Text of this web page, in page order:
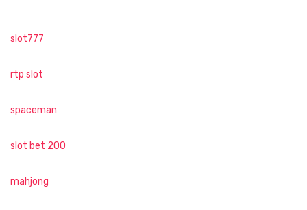
slot777
rtp slot
spaceman
slot bet 200
mahjong